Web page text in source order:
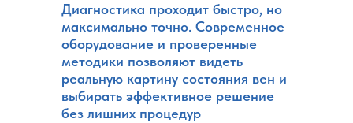
Диагностика проходит быстро, но
максимально точно. Современное
оборудование и проверенные
методики позволяют видеть
реальную картину состояния вен и
выбирать эффективное решение
без лишних процедур